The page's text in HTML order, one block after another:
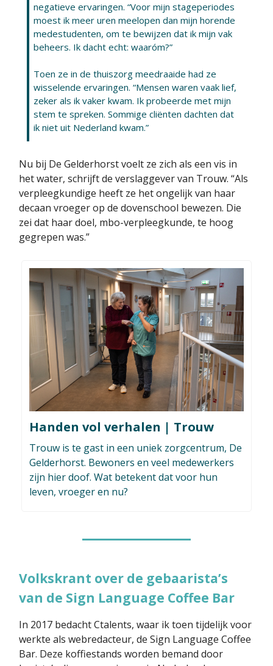
negatieve ervaringen. “Voor mijn stageperiodes
moest ik meer uren meelopen dan mijn horende
medestudenten, om te bewijzen dat ik mijn vak
beheers. Ik dacht echt: waaróm?”
Toen ze in de thuiszorg meedraaide had ze
wisselende ervaringen. “Mensen waren vaak lief,
zeker als ik vaker kwam. Ik probeerde met mijn
stem te spreken. Sommige cliënten dachten dat
ik niet uit Nederland kwam.”
Nu bij De Gelderhorst voelt ze zich als een vis in
het water, schrijft de verslaggever van Trouw. “Als
verpleegkundige heeft ze het ongelijk van haar
decaan vroeger op de dovenschool bewezen. Die
zei dat haar doel, mbo-verpleegkunde, te hoog
gegrepen was.”
Handen vol verhalen | Trouw
Trouw is te gast in een uniek zorgcentrum, De
Gelderhorst. Bewoners en veel medewerkers
zijn hier doof. Wat betekent dat voor hun
leven, vroeger en nu?
Volkskrant over de gebaarista’s
van de Sign Language Coffee Bar
In 2017 bedacht Ctalents, waar ik toen tijdelijk voor
werkte als webredacteur, de Sign Language Coffee
Bar. Deze koffiestands worden bemand door